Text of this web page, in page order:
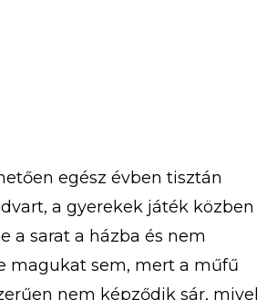
egész évben tisztán
a gyerekek játék közben
a sarat a házba és nem
magukat sem, mert a műfű
nem képződik sár, mivel